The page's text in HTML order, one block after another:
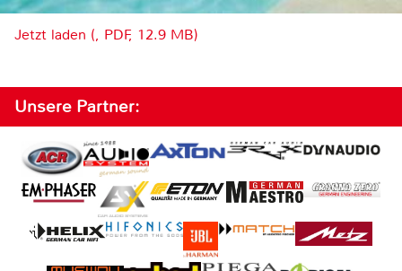
Jetzt laden (, PDF, 12.9 MB)
Unsere Partner: